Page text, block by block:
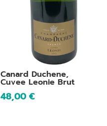
Canard Duchene,
Cuvee Leonie Brut
48,00 €